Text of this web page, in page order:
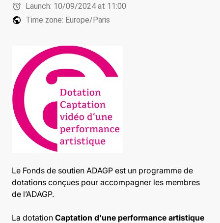
alarm Launch: 10/09/2024 at 11:00
public Time zone: Europe/Paris
Le Fonds de soutien ADAGP est un programme de
dotations conçues pour accompagner les membres
de l’ADAGP.
La dotation Captation d'une performance artistique